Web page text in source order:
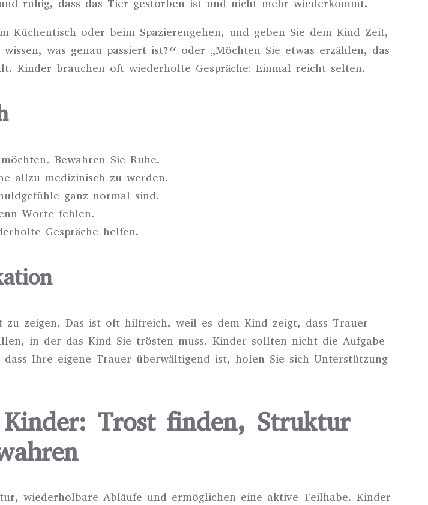
ruhig, dass das Tier gestorben ist und nicht mehr wiederkommt.
Küchentisch oder beim Spazierengehen, und geben Sie dem Kind Zeit,
was genau passiert ist?“ oder „Möchten Sie etwas erzählen, das
Kinder brauchen oft wiederholte Gespräche: Einmal reicht selten.
Bewahren Sie Ruhe.
allzu medizinisch zu werden.
ganz normal sind.
Worte fehlen.
Gespräche helfen.
zeigen. Das ist oft hilfreich, weil es dem Kind zeigt, dass Trauer
in der das Kind Sie trösten muss. Kinder sollten nicht die Aufgabe
Ihre eigene Trauer überwältigend ist, holen Sie sich Unterstützung
Trost finden, Struktur
wiederholbare Abläufe und ermöglichen eine aktive Teilhabe. Kinder